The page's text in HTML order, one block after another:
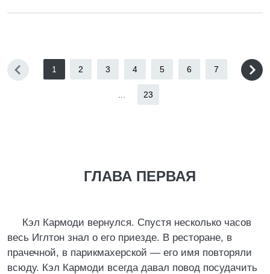
1 2 3 4 5 6 7
23
ГЛАВА ПЕРВАЯ
Кэл Кармоди вернулся. Спустя несколько часов
весь Иглтон знал о его приезде. В ресторане, в
прачечной, в парикмахерской — его имя повторяли
всюду. Кэл Кармоди всегда давал повод посудачить